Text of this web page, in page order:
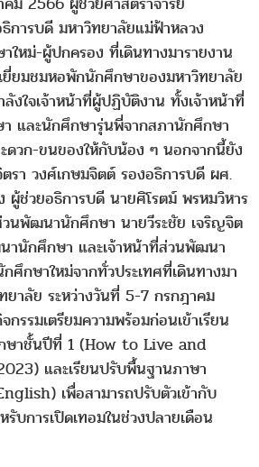
การบดี มหาวิทยาลัยแม่ฟ้าหลวง
หม่-ผู้ปกครอง ที่เดินทางมารายงาน
ยี่ยมชมหอพักนักศึกษาของมหาวิทยาลัย
งใจเจ้าหน้าที่ผู้ปฏิบัติงาน ทั้งเจ้าหน้าที่
และนักศึกษารุ่นพี่จากสภานักศึกษา
ดวก-ขนของให้กับน้อง ๆ นอกจากนี้ยัง
รา วงศ์เกษมจิตต์ รองอธิการบดี ผศ.
ผู้ช่วยอธิการบดี นายศิโรตม์ พรหมวิหาร
นพัฒนานักศึกษา นายวีระชัย เจริญจิต
นักศึกษา และเจ้าหน้าที่ส่วนพัฒนา
กษาใหม่จากทั่วประเทศที่เดินทางมา
ยาลัย ระหว่างวันที่ 5-7 กรกฎาคม
กรรมเตรียมความพร้อมก่อนเข้าเรียน
ษาชั้นปีที่ 1 (How to Live and
และเรียนปรับพื้นฐานภาษา
เพื่อสามารถปรับตัวเข้ากับ
บการเปิดเทอมในช่วงปลายเดือน